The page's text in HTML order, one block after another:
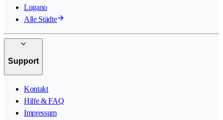
Lugano
Alle Städte
Support
Kontakt
Hilfe & FAQ
Impressum